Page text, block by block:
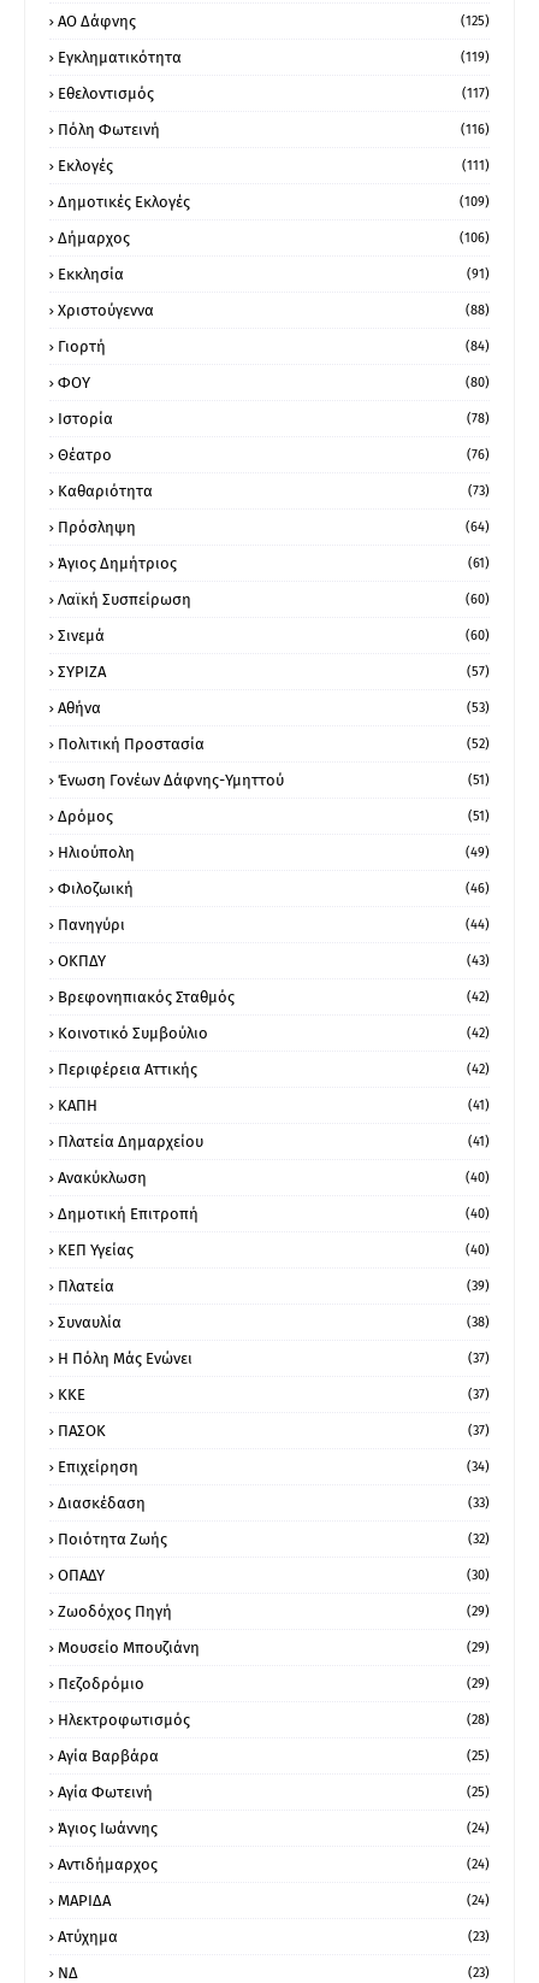
ΑΟ Δάφνης (125)
Εγκληματικότητα (119)
Εθελοντισμός (117)
Πόλη Φωτεινή (116)
Εκλογές (111)
Δημοτικές Εκλογές (109)
Δήμαρχος (106)
Εκκλησία (91)
Χριστούγεννα (88)
Γιορτή (84)
ΦΟΥ (80)
Ιστορία (78)
Θέατρο (76)
Καθαριότητα (73)
Πρόσληψη (64)
Άγιος Δημήτριος (61)
Λαϊκή Συσπείρωση (60)
Σινεμά (60)
ΣΥΡΙΖΑ (57)
Αθήνα (53)
Πολιτική Προστασία (52)
Ένωση Γονέων Δάφνης-Υμηττού (51)
Δρόμος (51)
Ηλιούπολη (49)
Φιλοζωική (46)
Πανηγύρι (44)
ΟΚΠΔΥ (43)
Βρεφονηπιακός Σταθμός (42)
Κοινοτικό Συμβούλιο (42)
Περιφέρεια Αττικής (42)
ΚΑΠΗ (41)
Πλατεία Δημαρχείου (41)
Ανακύκλωση (40)
Δημοτική Επιτροπή (40)
ΚΕΠ Υγείας (40)
Πλατεία (39)
Συναυλία (38)
Η Πόλη Μάς Ενώνει (37)
ΚΚΕ (37)
ΠΑΣΟΚ (37)
Επιχείρηση (34)
Διασκέδαση (33)
Ποιότητα Ζωής (32)
ΟΠΑΔΥ (30)
Ζωοδόχος Πηγή (29)
Μουσείο Μπουζιάνη (29)
Πεζοδρόμιο (29)
Ηλεκτροφωτισμός (28)
Αγία Βαρβάρα (25)
Αγία Φωτεινή (25)
Άγιος Ιωάννης (24)
Αντιδήμαρχος (24)
ΜΑΡΙΔΑ (24)
Ατύχημα (23)
ΝΔ (23)